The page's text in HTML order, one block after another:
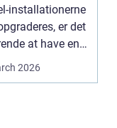
installationerne
er det
at have en
2026